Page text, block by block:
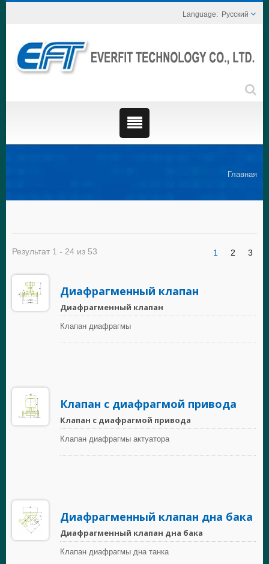
Русский
Главная
Результат 1 - 24 из 53 1 2 3
Диафрагменный клапан
Диафрагменный клапан
Клапан диафрагмы
Клапан с диафрагмой привода
Клапан с диафрагмой привода
Клапан диафрагмы актуатора
Диафрагменный клапан дна бака
Диафрагменный клапан дна бака
Клапан диафрагмы дна танка